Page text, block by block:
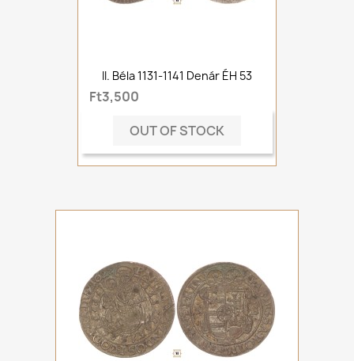
II. Béla 1131-1141 Denár ÉH 53
Ft3,500
OUT OF STOCK